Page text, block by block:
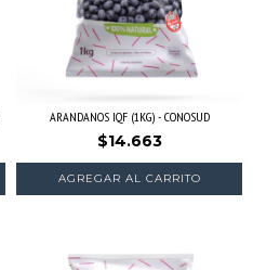
ARANDANOS IQF (1KG) - CONOSUD
$14.663
AGREGAR AL CARRITO